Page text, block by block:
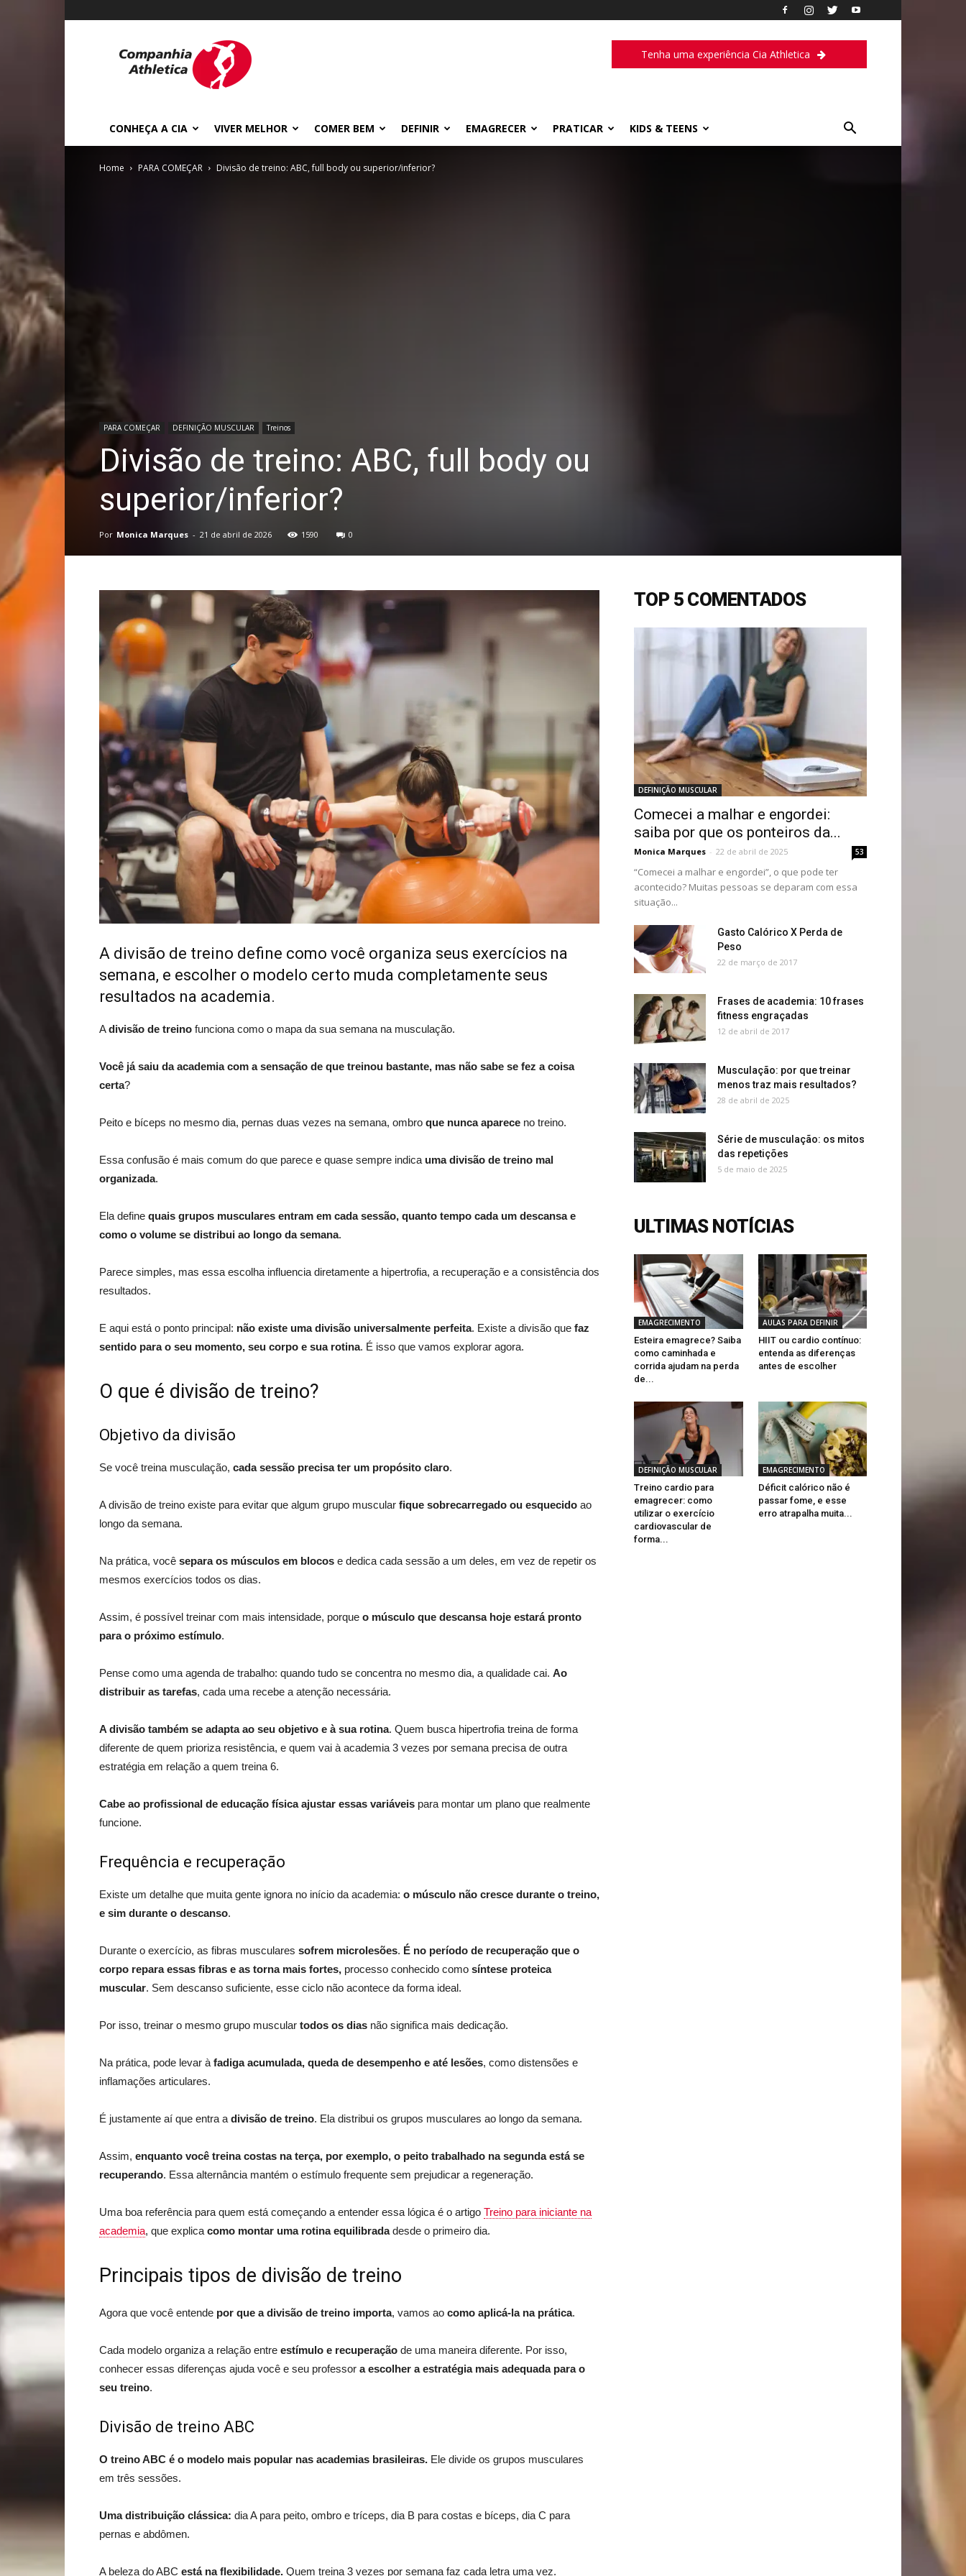
Athletica
Tenha uma experiência Cia Athletica
CONHEÇA A CIA VIVER MELHOR COMER BEM DEFINIR EMAGRECER PRATICAR KIDS & TEENS
Home PARA COMEÇAR Divisão de treino: ABC, full body ou superior/inferior?
PARA COMEÇAR DEFINIÇÃO MUSCULAR Treinos
Divisão de treino: ABC, full body ou
superior/inferior?
Por Monica Marques - 21 de abril de 2026 1590 0
A divisão de treino define como você organiza seus exercícios na
semana, e escolher o modelo certo muda completamente seus
resultados na academia.
Adivisão de treino funciona como o mapa da sua semana na musculação.
Você já saiu da academia com a sensação de que treinou bastante, mas não sabe se fez a coisa
certa?
Peito e bíceps no mesmo dia, pernas duas vezes na semana, ombro que nunca aparece no treino.
Essa confusão é mais comum do que parece e quase sempre indica uma divisão de treino mal
organizada.
Ela define quais grupos musculares entram em cada sessão, quanto tempo cada um descansa e
como o volume se distribui ao longo da semana.
Parece simples, mas essa escolha influencia diretamente a hipertrofia, a recuperação e a consistência dos
resultados.
E aqui está o ponto principal: não existe uma divisão universalmente perfeita. Existe a divisão que faz
sentido para o seu momento, seu corpo e sua rotina. É isso que vamos explorar agora.
O que é divisão de treino?
Objetivo da divisão
Se você treina musculação, cada sessão precisa ter um propósito claro.
A divisão de treino existe para evitar que algum grupo muscular fique sobrecarregado ou esquecido ao
longo da semana.
Na prática, você separa os músculos em blocos e dedica cada sessão a um deles, em vez de repetir os
mesmos exercícios todos os dias.
Assim, é possível treinar com mais intensidade, porque o músculo que descansa hoje estará pronto
para o próximo estímulo.
Pense como uma agenda de trabalho: quando tudo se concentra no mesmo dia, a qualidade cai. Ao
distribuir as tarefas, cada uma recebe a atenção necessária.
A divisão também se adapta ao seu objetivo e à sua rotina. Quem busca hipertrofia treina de forma
diferente de quem prioriza resistência, e quem vai à academia 3 vezes por semana precisa de outra
estratégia em relação a quem treina 6.
Cabe ao profissional de educação física ajustar essas variáveis para montar um plano que realmente
funcione.
Frequência e recuperação
Existe um detalhe que muita gente ignora no início da academia: o músculo não cresce durante o treino,
e sim durante o descanso.
Durante o exercício, as fibras musculares sofrem microlesões. É no período de recuperação que o
corpo repara essas fibras e as torna mais fortes, processo conhecido como síntese proteica
muscular. Sem descanso suficiente, esse ciclo não acontece da forma ideal.
Por isso, treinar o mesmo grupo muscular todos os dias não significa mais dedicação.
Na prática, pode levar à fadiga acumulada, queda de desempenho e até lesões, como distensões e
inflamações articulares.
É justamente aí que entra a divisão de treino. Ela distribui os grupos musculares ao longo da semana.
Assim, enquanto você treina costas na terça, por exemplo, o peito trabalhado na segunda está se
recuperando. Essa alternância mantém o estímulo frequente sem prejudicar a regeneração.
Uma boa referência para quem está começando a entender essa lógica é o artigo Treino para iniciante na
academia, que explica como montar uma rotina equilibradadesde o primeiro dia.
Principais tipos de divisão de treino
Agora que você entende por que a divisão de treino importa, vamos ao como aplicá-la na prática.
Cada modelo organiza a relação entre estímulo e recuperação de uma maneira diferente. Por isso,
conhecer essas diferenças ajuda você e seu professor a escolher a estratégia mais adequada para o
seu treino.
Divisão de treino ABC
O treino ABC é o modelo mais popular nas academias brasileiras. Ele divide os grupos musculares
em três sessões.
Uma distribuição clássica: dia A para peito, ombro e tríceps, dia B para costas e bíceps, dia C para
pernas e abdômen.
A beleza do ABC está na flexibilidade. Quem treina 3 vezes por semana faz cada letra uma vez.
TOP 5 COMENTADOS
DEFINIÇÃO MUSCULAR
Comecei a malhar e engordei:
saiba por que os ponteiros da...
Monica Marques - 22 de abril de 2025 53
“Comecei a malhar e engordei”, o que pode ter
acontecido? Muitas pessoas se deparam com essa
situação...
Gasto Calórico X Perda de
Peso
22 de março de 2017
Frases de academia: 10 frases
fitness engraçadas
12 de abril de 2017
Musculação: por que treinar
menos traz mais resultados?
28 de abril de 2025
Série de musculação: os mitos
das repetições
5 de maio de 2025
ULTIMAS NOTÍCIAS
EMAGRECIMENTO
Esteira emagrece? Saiba
como caminhada e
corrida ajudam na perda
de...
AULAS PARA DEFINIR
HIIT ou cardio contínuo:
entenda as diferenças
antes de escolher
DEFINIÇÃO MUSCULAR
Treino cardio para
emagrecer: como
utilizar o exercício
cardiovascular de
forma...
EMAGRECIMENTO
Déficit calórico não é
passar fome, e esse
erro atrapalha muita...